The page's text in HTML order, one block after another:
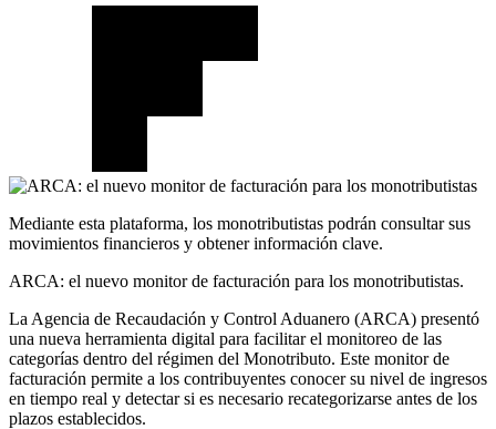
Mediante esta plataforma, los monotributistas podrán consultar sus
movimientos financieros y obtener información clave.
ARCA: el nuevo monitor de facturación para los monotributistas.
La Agencia de Recaudación y Control Aduanero (ARCA) presentó
una nueva herramienta digital para facilitar el monitoreo de las
categorías dentro del régimen del Monotributo. Este monitor de
facturación permite a los contribuyentes conocer su nivel de ingresos
en tiempo real y detectar si es necesario recategorizarse antes de los
plazos establecidos.